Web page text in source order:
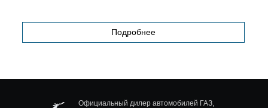
Подробнее
Официальный дилер автомобилей ГАЗ,